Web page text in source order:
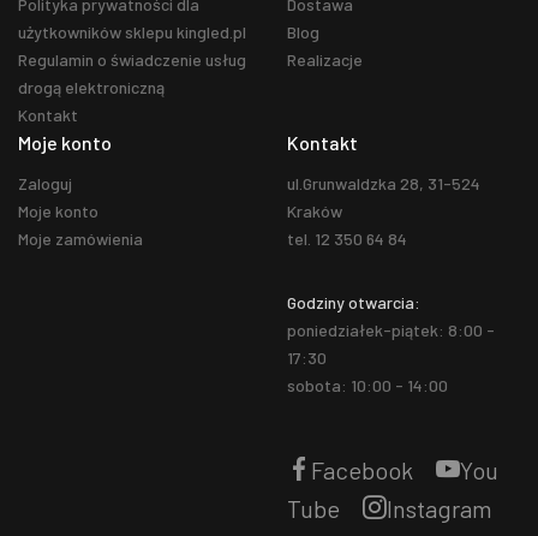
użytkowników sklepu kingled.pl
Regulamin o świadczenie usług
drogą elektroniczną
Kontakt
Blog
Realizacje
Moje konto
Zaloguj
Moje konto
Moje zamówienia
Kontakt
ul.Grunwaldzka 28, 31-524
Kraków
tel. 12 350 64 84
Godziny otwarcia:
poniedziałek-piątek: 8:00 -
17:30
sobota: 10:00 - 14:00
Facebook
You
Tube
Instagram